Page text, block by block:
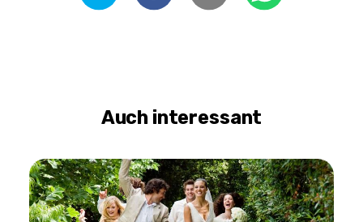
Auch interessant